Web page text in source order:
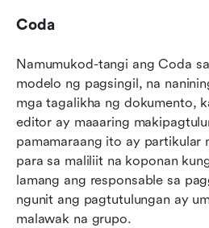
Coda
Namumukod-tangi ang Coda
modelo ng pagsingil, na
mga tagalikha ng dokumento,
editor ay maaaring
pamamaraang ito ay partikular
para sa maliliit na koponan
lamang ang responsable sa
ngunit ang pagtutulungan ay
malawak na grupo.